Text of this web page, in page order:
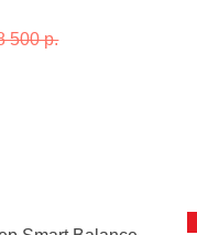
500 р.